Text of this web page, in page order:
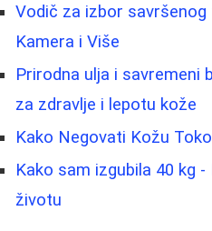
Vodič za izbor savršenog
Kamera i Više
Prirodna ulja i savremeni
za zdravlje i lepotu kože
Kako Negovati Kožu
Kako sam izgubila 40 kg
životu